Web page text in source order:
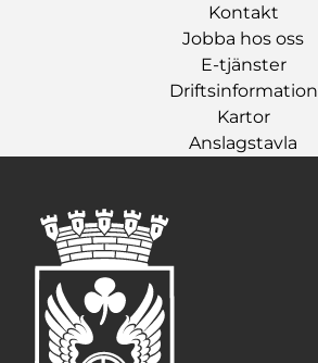
Kontakt
Jobba hos oss
E-tjänster
Driftsinformation
Kartor
Anslagstavla